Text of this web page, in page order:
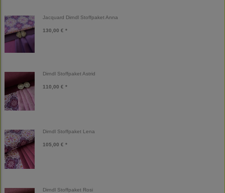
Jacquard Dirndl Stoffpaket Anna
130,00 € *
Dirndl Stoffpaket Astrid
110,00 € *
Dirndl Stoffpaket Lena
105,00 € *
Dirndl Stoffpaket Rosi